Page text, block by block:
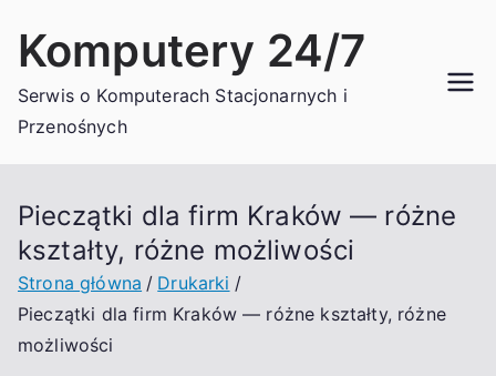
Komputery 24/7
Serwis o Komputerach Stacjonarnych i
Przenośnych
Pieczątki dla firm Kraków — różne
kształty, różne możliwości
Strona główna
Drukarki
Pieczątki dla firm Kraków — różne kształty, różne
możliwości